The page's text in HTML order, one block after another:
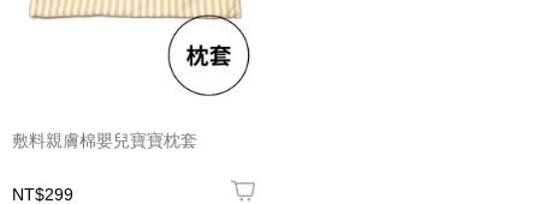
敷料親膚棉嬰兒寶寶枕套
NT$299